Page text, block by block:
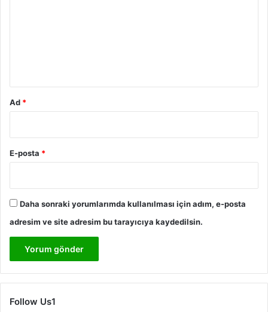
Ad *
E-posta *
Daha sonraki yorumlarımda kullanılması için adım, e-posta
adresim ve site adresim bu tarayıcıya kaydedilsin.
Follow Us1